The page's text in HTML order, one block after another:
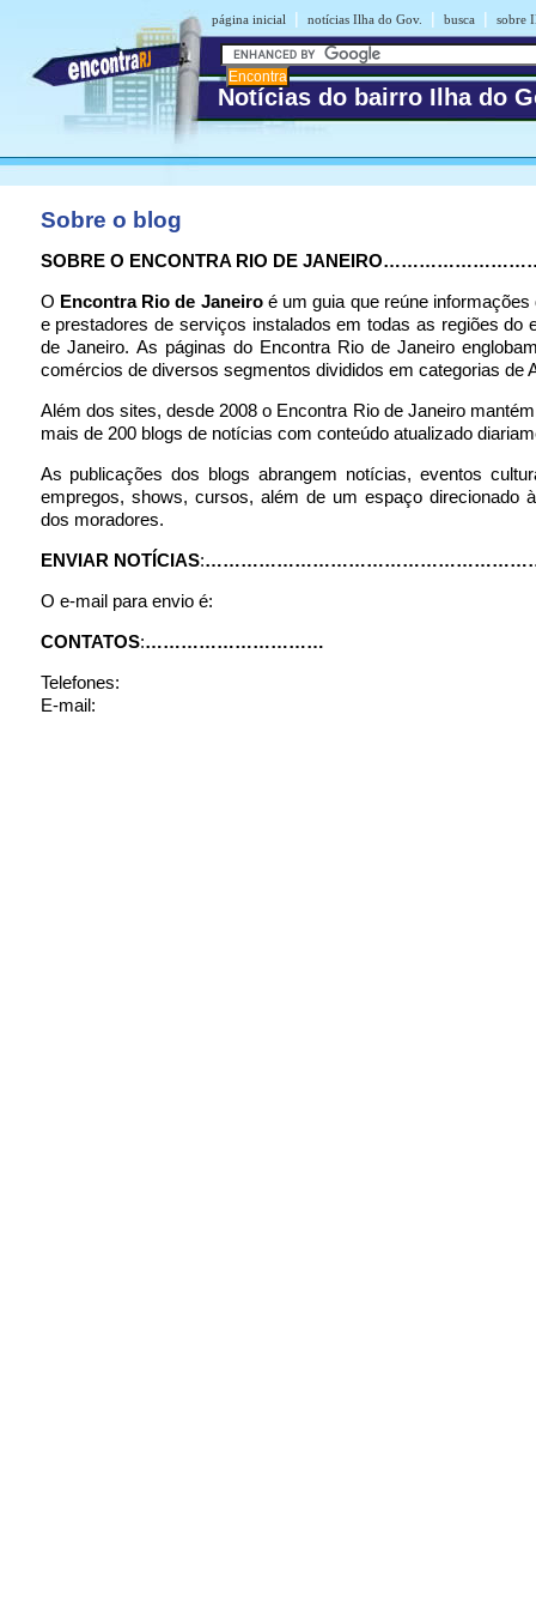
página inicial | notícias Ilha do Gov. | busca | sobre
Notícias do bairro Ilha do
Sobre o blog
SOBRE O ENCONTRA RIO DE
O Encontra Rio de Janeiroé um guia que reúne informações
e prestadores de serviços instalados em todas as regiões do
de Janeiro. As páginas do Encontra Rio de Janeiro
comércios de diversos segmentos divididos em categorias de
Além dos sites, desde 2008 o Encontra Rio de Janeiro
mais de 200 blogs de notícias com conteúdo atualizado
As publicações dos blogs abrangem notícias, eventos
empregos, shows, cursos, além de um espaço direcionado
dos moradores.
ENVIAR NOTÍCIAS:
O e-mail para envio é:
CONTATOS:…………………………
Telefones:
E-mail: